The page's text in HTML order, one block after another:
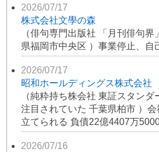
2026/07/17
株式会社文學の森
（俳句専門出版社 「月刊俳句
県福岡市中央区 ）事業停止、自
2026/07/17
昭和ホールディングス株式会社
（純粋持ち株会社 東証スタン
注目されていた 千葉県柏市 ）
立てられる 負債22億4407万
2026/07/16